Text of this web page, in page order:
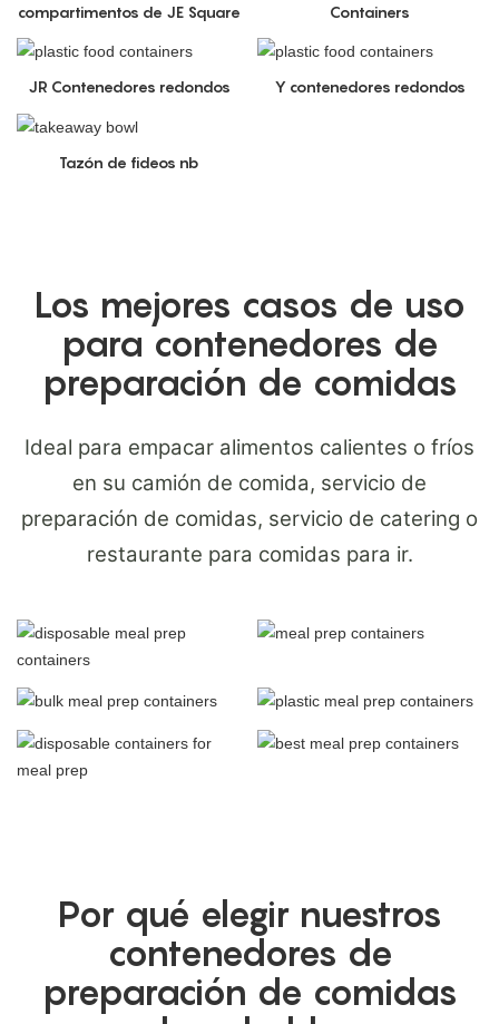
compartimentos de JE Square
Containers
JR Contenedores redondos Y contenedores redondos
Tazón de fideos nb
Los mejores casos de uso
para contenedores de
preparación de comidas
Ideal para empacar alimentos calientes o fríos
en su camión de comida, servicio de
preparación de comidas, servicio de catering o
restaurante para comidas para ir.
Por qué elegir nuestros
contenedores de
preparación de comidas